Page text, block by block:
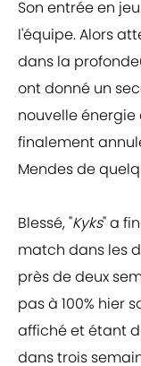
Son entrée en
l'équipe. Alors
dans la
ont donné un
nouvelle
finalement
Mendes de
Blessé, "Kyks" a
match dans les
près de deux
pas à 100% hier
affiché et étant
dans trois